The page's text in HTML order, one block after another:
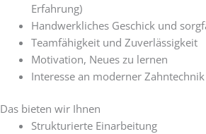
Erfahrung)
Handwerkliches Geschick und
Teamfähigkeit und Zuverlässigkeit
Motivation, Neues zu lernen
Interesse an moderner Zahntechnik
Das bieten wir Ihnen
Strukturierte Einarbeitung